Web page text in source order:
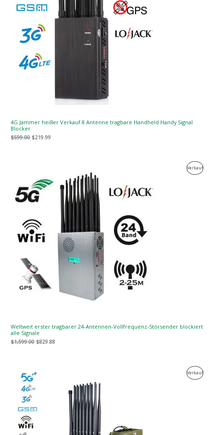
4G Jammer heißer Verkauf 8 Antenne tragbare Handheld Handy Signal
Blocker
$599.00 $219.99
Verkauf
Weltweit erster tragbarer 24-Antennen-Vollfrequenz-Störsender blockiert
alle Signale
$1,599.00
Preis
war:
$1,599.00.
$829.88
Preis
ist:
$829.88.
Verkauf
Der
ursprüngliche
war:
$839.99.